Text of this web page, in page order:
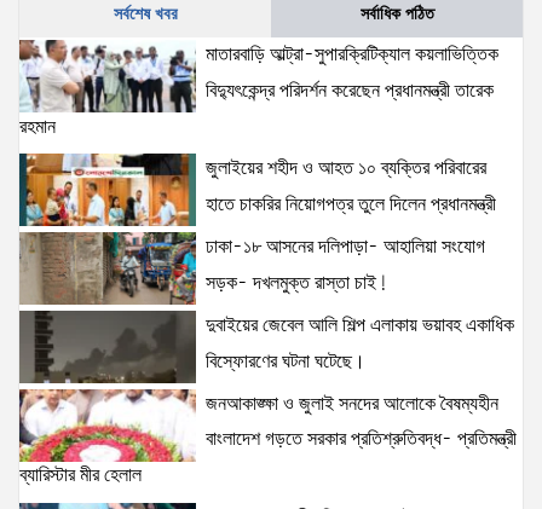
জনআকাঙ্ক্ষা ও জুলাই সনদের আলোকে বৈষম্যহীন বাংলাদেশ
গড়তে সরকার প্রতিশ্রুতিবদ্ধ- প্রতিমন্ত্রী ব্যারিস্টার মীর হেলাল
6 views| posted on August 5, 2026
সর্বশেষ খবর সর্বাধিক পঠিত
মাতারবাড়ি আল্ট্রা-সুপারক্রিটিক্যাল কয়লাভিত্তিক
বিদ্যুৎকেন্দ্র পরিদর্শন করেছেন প্রধানমন্ত্রী তারেক
রহমান
জুলাইয়ের শহীদ ও আহত ১০ ব্যক্তির পরিবারের
হাতে চাকরির নিয়োগপত্র তুলে দিলেন প্রধানমন্ত্রী
ঢাকা-১৮ আসনের দলিপাড়া- আহালিয়া সংযোগ
সড়ক- দখলমুক্ত রাস্তা চাই!
দুবাইয়ের জেবেল আলি শিল্প এলাকায় ভয়াবহ একাধিক
বিস্ফোরণের ঘটনা ঘটেছে।
জনআকাঙ্ক্ষা ও জুলাই সনদের আলোকে বৈষম্যহীন
বাংলাদেশ গড়তে সরকার প্রতিশ্রুতিবদ্ধ- প্রতিমন্ত্রী
ব্যারিস্টার মীর হেলাল